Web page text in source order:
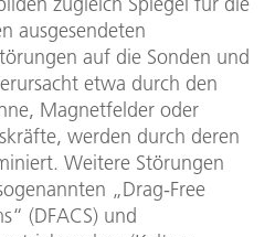
ausgesendeten
auf die Sonden und
etwa durch den
Magnetfelder oder
werden durch deren
Weitere Störungen
„Drag-Free
(DFACS) und